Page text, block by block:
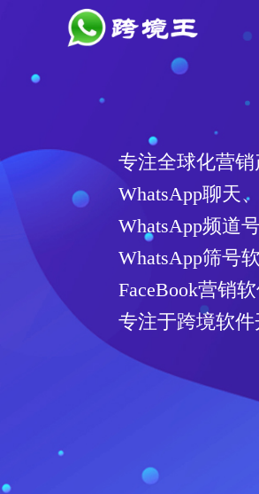
专注全球化营销
WhatsApp聊天
WhatsApp频道
WhatsApp筛号
FaceBook营销
专注于跨境软